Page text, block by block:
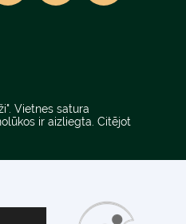
Vietnes satura
ir aizliegta. Citējot